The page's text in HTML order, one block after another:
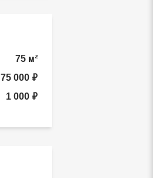
75 м²
75 000 ₽
1 000 ₽